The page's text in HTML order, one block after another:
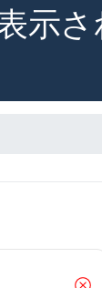
示